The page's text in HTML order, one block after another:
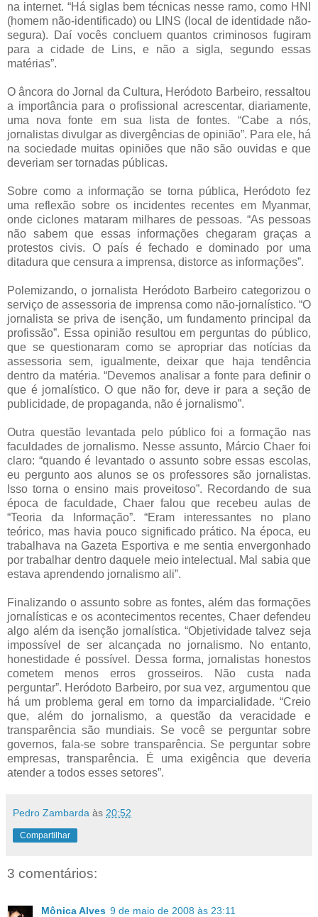
na internet. “Há siglas bem técnicas nesse ramo, como HNI
(homem não-identificado) ou LINS (local de identidade não-
segura). Daí vocês concluem quantos criminosos fugiram
para a cidade de Lins, e não a sigla, segundo essas
matérias”.
O âncora do Jornal da Cultura, Heródoto Barbeiro, ressaltou
a importância para o profissional acrescentar, diariamente,
uma nova fonte em sua lista de fontes. “Cabe a nós,
jornalistas divulgar as divergências de opinião”. Para ele, há
na sociedade muitas opiniões que não são ouvidas e que
deveriam ser tornadas públicas.
Sobre como a informação se torna pública, Heródoto fez
uma reflexão sobre os incidentes recentes em Myanmar,
onde ciclones mataram milhares de pessoas. “As pessoas
não sabem que essas informações chegaram graças a
protestos civis. O país é fechado e dominado por uma
ditadura que censura a imprensa, distorce as informações”.
Polemizando, o jornalista Heródoto Barbeiro categorizou o
serviço de assessoria de imprensa como não-jornalístico. “O
jornalista se priva de isenção, um fundamento principal da
profissão”. Essa opinião resultou em perguntas do público,
que se questionaram como se apropriar das notícias da
assessoria sem, igualmente, deixar que haja tendência
dentro da matéria. “Devemos analisar a fonte para definir o
que é jornalístico. O que não for, deve ir para a seção de
publicidade, de propaganda, não é jornalismo”.
Outra questão levantada pelo público foi a formação nas
faculdades de jornalismo. Nesse assunto, Márcio Chaer foi
claro: “quando é levantado o assunto sobre essas escolas,
eu pergunto aos alunos se os professores são jornalistas.
Isso torna o ensino mais proveitoso”. Recordando de sua
época de faculdade, Chaer falou que recebeu aulas de
“Teoria da Informação”. “Eram interessantes no plano
teórico, mas havia pouco significado prático. Na época, eu
trabalhava na Gazeta Esportiva e me sentia envergonhado
por trabalhar dentro daquele meio intelectual. Mal sabia que
estava aprendendo jornalismo ali”.
Finalizando o assunto sobre as fontes, além das formações
jornalísticas e os acontecimentos recentes, Chaer defendeu
algo além da isenção jornalística. “Objetividade talvez seja
impossível de ser alcançada no jornalismo. No entanto,
honestidade é possível. Dessa forma, jornalistas honestos
cometem menos erros grosseiros. Não custa nada
perguntar”. Heródoto Barbeiro, por sua vez, argumentou que
há um problema geral em torno da imparcialidade. “Creio
que, além do jornalismo, a questão da veracidade e
transparência são mundiais. Se você se perguntar sobre
governos, fala-se sobre transparência. Se perguntar sobre
empresas, transparência. É uma exigência que deveria
atender a todos esses setores”.
Pedro Zambarda às 20:52
Compartilhar
3 comentários:
Mônica Alves 9 de maio de 2008 às 23:11